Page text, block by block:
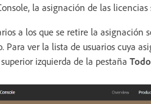
la asignación de las
a los que se retire la
Para ver la lista de usuarios cuya
izquierda de la pestaña